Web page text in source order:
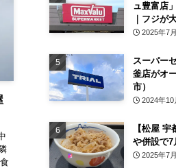
ュ豊富店
｜フジが
2025年7
スーパー
釜店がオ
市）
2024年10
【松屋
や併設で7
2025年7